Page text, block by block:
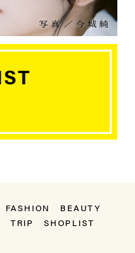
FASHION
BEAUTY
TRIP SHOPLIST